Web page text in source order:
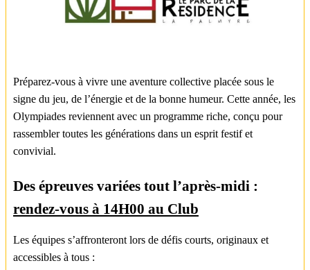
Préparez-vous à vivre une aventure collective placée sous le
signe du jeu, de l’énergie et de la bonne humeur. Cette année, les
Olympiades reviennent avec un programme riche, conçu pour
rassembler toutes les générations dans un esprit festif et
convivial.
Des épreuves variées tout l’après-midi :
rendez-vous à 14H00 au Club
Les équipes s’affronteront lors de défis courts, originaux et
accessibles à tous :